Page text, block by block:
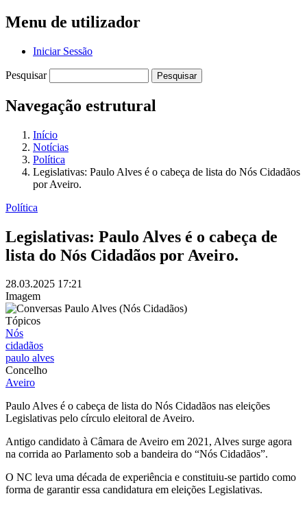
Menu de utilizador
Iniciar Sessão
Pesquisar
Navegação estrutural
Início
Notícias
Política
Legislativas: Paulo Alves é o cabeça de lista do Nós Cidadãos
por Aveiro.
Política
Legislativas: Paulo Alves é o cabeça de
lista do Nós Cidadãos por Aveiro.
28.03.2025 17:21
Imagem
Tópicos
Nós
cidadãos
paulo alves
Concelho
Aveiro
Paulo Alves é o cabeça de lista do Nós Cidadãos nas eleições
Legislativas pelo círculo eleitoral de Aveiro.
Antigo candidato à Câmara de Aveiro em 2021, Alves surge agora
na corrida ao Parlamento sob a bandeira do “Nós Cidadãos”.
O NC leva uma década de experiência e constituiu-se partido como
forma de garantir essa candidatura em eleições Legislativas.